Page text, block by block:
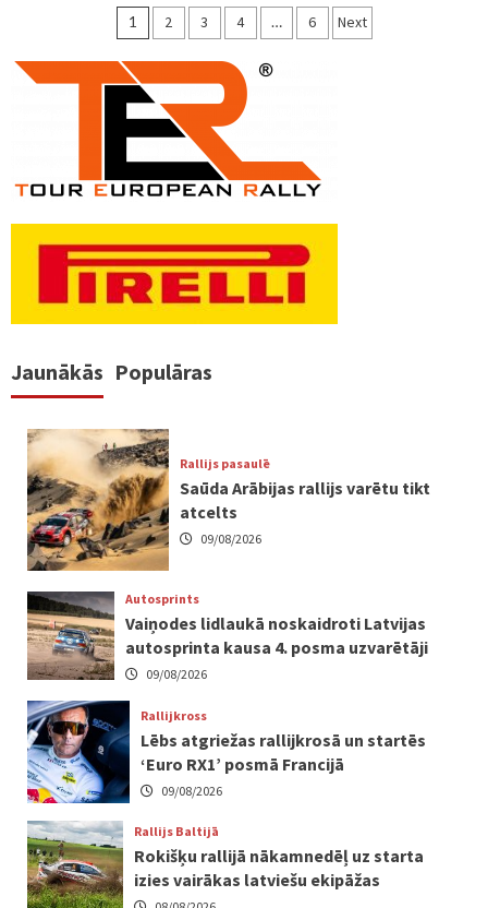
Ziņu
numerācija
pēc
lappusēm
1 2 3 4 … 6 Next
Jaunākās Populāras
Rallijs pasaulē
Saūda Arābijas rallijs varētu tikt
atcelts
09/08/2026
Autosprints
Vaiņodes lidlaukā noskaidroti Latvijas
autosprinta kausa 4. posma uzvarētāji
09/08/2026
Rallijkross
Lēbs atgriežas rallijkrosā un startēs
‘Euro RX1’ posmā Francijā
09/08/2026
Rallijs Baltijā
Rokišķu rallijā nākamnedēļ uz starta
izies vairākas latviešu ekipāžas